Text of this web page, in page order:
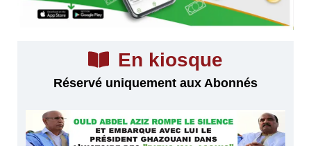
En kiosque
Réservé uniquement aux Abonnés